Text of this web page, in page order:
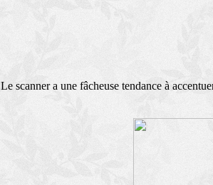
Le scanner a une fâcheuse tendance à